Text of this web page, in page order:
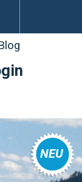
NEU